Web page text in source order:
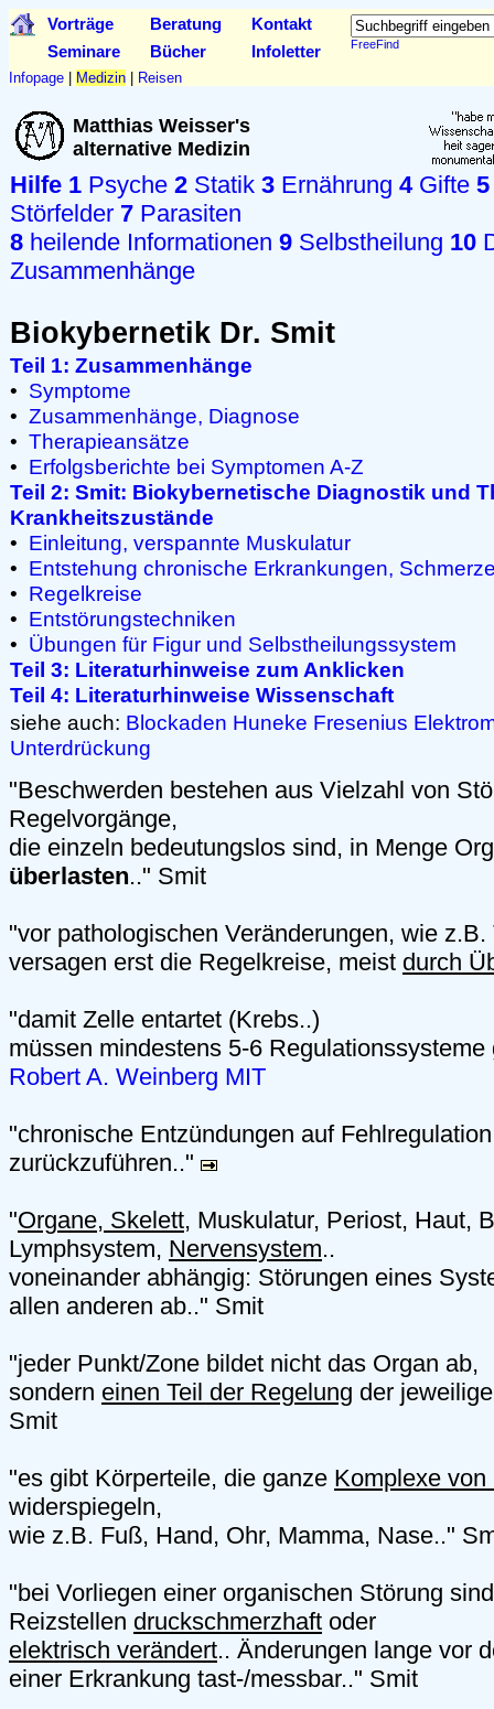
Vorträge Beratung Kontakt
FreeFind
Seminare Bücher Infoletter
Infopage Medizin Reisen
Matthias Weisser's
alternative Medizin
Hilfe 1 Psyche 2 Statik 3 Ernährung 4Gifte 5
Störfelder 7 Parasiten
8 heilende Informationen 9 Selbstheilung 10
Zusammenhänge
Biokybernetik Dr. Smit
Teil 1: Zusammenhänge
• Symptome
• Zusammenhänge, Diagnose
• Therapieansätze
• Erfolgsberichte bei Symptomen A-Z
Teil 2: Smit: Biokybernetische Diagnostik und
Krankheitszustände
• Einleitung, verspannte Muskulatur
• Entstehung chronische Erkrankungen,
• Regelkreise
• Entstörungstechniken
• Übungen für Figur und Selbstheilungssystem
Teil 3: Literaturhinweise zum Anklicken
Teil 4: Literaturhinweise Wissenschaft
siehe auch: Blockaden Huneke Fresenius
Unterdrückung
"Beschwerden bestehen aus Vielzahl von
Regelvorgänge,
die einzeln bedeutungslos sind, in Menge
überlasten.." Smit
"vor pathologischen Veränderungen, wie z.B.
versagen erst die Regelkreise, meist durch
"damit Zelle entartet (Krebs..)
müssen mindestens 5-6
Robert A. Weinberg MIT
"chronische Entzündungen auf
zurückzuführen.."
"Organe, Skelett, Muskulatur, Periost, Haut,
Lymphsystem, Nervensystem..
voneinander abhängig: Störungen eines
allen anderen ab.." Smit
"jeder Punkt/Zone bildet nicht das Organ ab,
sondern einen Teil der Regelung der
Smit
"es gibt Körperteile, die ganze Komplexe
widerspiegeln,
wie z.B. Fuß, Hand, Ohr, Mamma, Nase.."
"bei Vorliegen einer organischen Störung
Reizstellen druckschmerzhaft oder
elektrisch verändert.. Änderungen lange vor
einer Erkrankung tast-/messbar.." Smit